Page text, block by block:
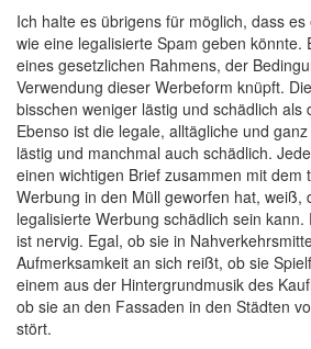
Ich halte es übrigens für möglich, dass
wie eine legalisierte Spam geben könnte.
eines gesetzlichen Rahmens, der
Verwendung dieser Werbeform knüpft.
bisschen weniger lästig und schädlich als
Ebenso ist die legale, alltägliche und
lästig und manchmal auch schädlich.
einen wichtigen Brief zusammen mit dem
Werbung in den Müll geworfen hat, weiß,
legalisierte Werbung schädlich sein
ist nervig. Egal, ob sie in
Aufmerksamkeit an sich reißt, ob sie
einem aus der Hintergrundmusik des
ob sie an den Fassaden in den Städten
stört.